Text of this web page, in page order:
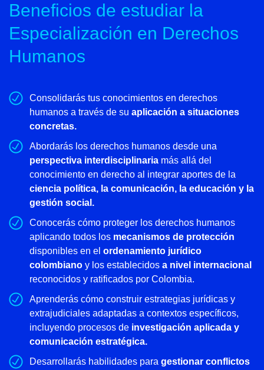
Beneficios de estudiar la
Especialización en Derechos
Humanos
Consolidarás tus conocimientos en derechos
humanos a través de su aplicación a situaciones
concretas.
Abordarás los derechos humanos desde una
perspectiva interdisciplinaria más allá del
conocimiento en derecho al integrar aportes de la
ciencia política, la comunicación, la educación y la
gestión social.
Conocerás cómo proteger los derechos humanos
aplicando todos los mecanismos de protección
disponibles en el ordenamiento jurídico
colombiano y los establecidos a nivel internacional
reconocidos y ratificados por Colombia.
Aprenderás cómo construir estrategias jurídicas y
extrajudiciales adaptadas a contextos específicos,
incluyendo procesos de investigación aplicada y
comunicación estratégica.
Desarrollarás habilidades para gestionar conflictos